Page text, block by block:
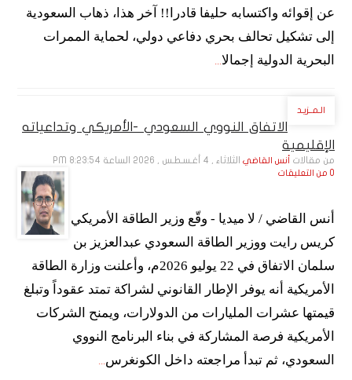
عن إقوائه واكتسابه حليفا قادرا!! آخر هذا، ذهاب السعودية
إلى تشكيل تحالف بحري دفاعي دولي، لحماية الممرات
البحرية الدولية إجمالا...
الـمــزيـد
الاتفاق النووي السعودي -الأمريكي وتداعياته
الإقليمية
من مقالات أنس القاضي الثلاثاء , 4 أغـسـطـس , 2026 الساعة 8:23:54 PM
0 من التعليقات
أنس القاضي / لا ميديا - وقّع وزير الطاقة الأمريكي
كريس رايت ووزير الطاقة السعودي عبدالعزيز بن
سلمان الاتفاق في 22 يوليو 2026م، وأعلنت وزارة الطاقة
الأمريكية أنه يوفر الإطار القانوني لشراكة تمتد عقوداً وتبلغ
قيمتها عشرات المليارات من الدولارات، ويمنح الشركات
الأمريكية فرصة المشاركة في بناء البرنامج النووي
السعودي، ثم تبدأ مراجعته داخل الكونغرس